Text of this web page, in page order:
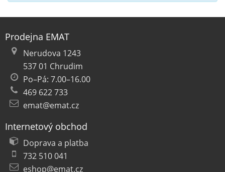
Prodejna EMAT
Nerudova 1243
537 01 Chrudim
Po–Pá: 7.00–16.00
469 622 733
emat@emat.cz
Internetový obchod
Doprava a platba
732 510 041
eshop@emat.cz